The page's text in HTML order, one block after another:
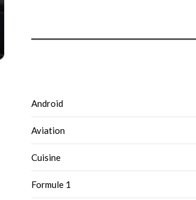
Android
Aviation
Cuisine
Formule 1